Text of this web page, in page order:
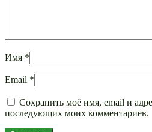
Имя *
Email *
Сохранить моё имя, email и
последующих моих комментариев.